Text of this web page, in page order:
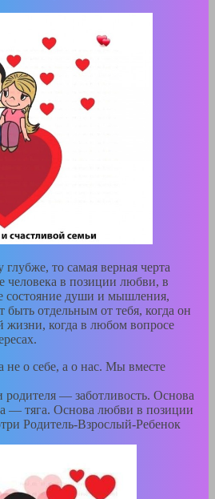
то самая верная черта
в позиции любви, в
души и мышления,
быть отдельным от тебя, когда он
жизни, когда в любом вопросе
о себе, а о нас. Мы вместе
— заботливость. Основа
— тяга. Основа любви в позиции
Родитель-Взрослый-Ребенок